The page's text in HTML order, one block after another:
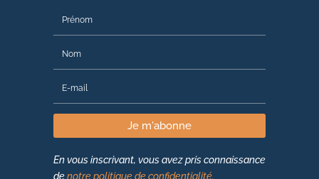
Je m'abonne
En vous inscrivant, vous avez pris connaissance
denotre politique de confidentialité.